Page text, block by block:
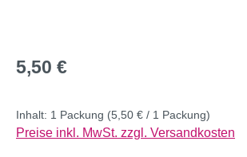
Regulärer Preis:
5,50 €
Inhalt: 1 Packung (5,50 € / 1 Packung)
Preise inkl. MwSt. zzgl. Versandkosten